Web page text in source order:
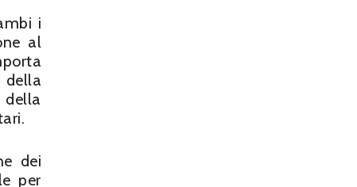
i
al
della
della
dei
per